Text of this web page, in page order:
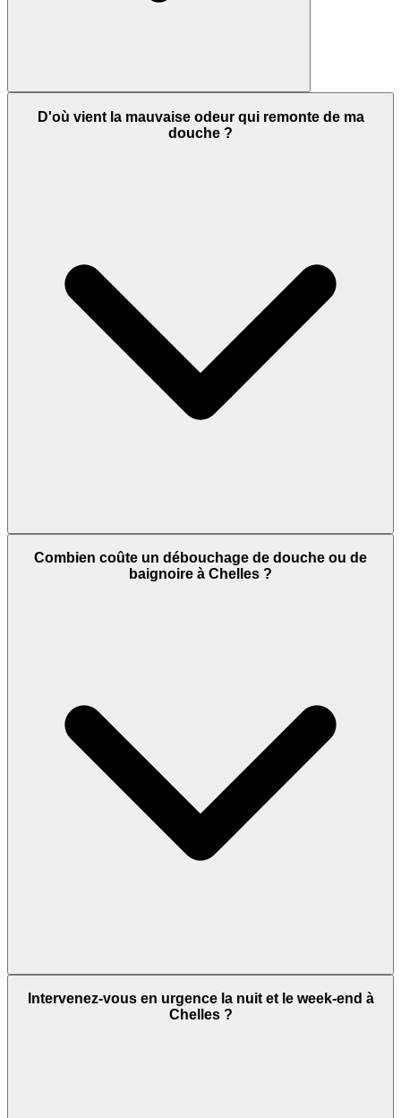
D'où vient la mauvaise odeur qui remonte de ma
douche ?
Combien coûte un débouchage de douche ou de
baignoire à Chelles ?
Intervenez-vous en urgence la nuit et le week-end à
Chelles ?